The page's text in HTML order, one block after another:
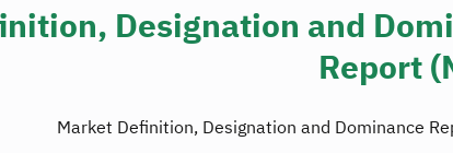
Designation and
Report
Market Definition, Designation and Dominance